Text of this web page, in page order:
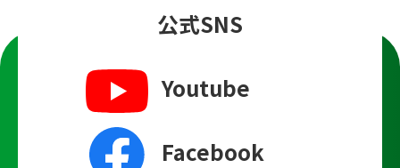
公式SNS
Youtube
Facebook